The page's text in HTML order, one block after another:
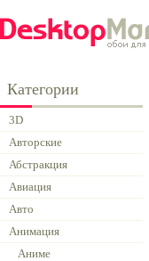
Категории
3D
Авторские
Абстракция
Авиация
Авто
Анимация
Аниме